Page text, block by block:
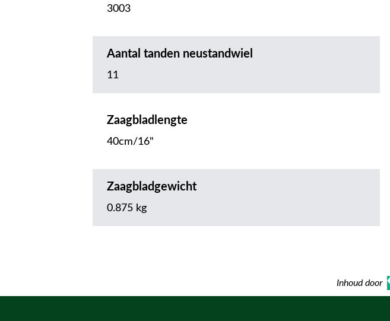
3003
Aantal tanden neustandwiel
11
Zaagbladlengte
40cm/16"
Zaagbladgewicht
0.875 kg
Inhoud door